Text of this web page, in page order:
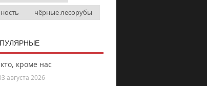
чёрные лесорубы
кроме нас
августа 2026